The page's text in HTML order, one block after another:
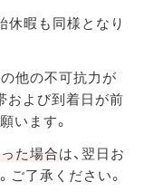
休暇も同様となり
他の不可抗力が
および到着日が前
います。
た場合は、翌日お
ご了承ください。